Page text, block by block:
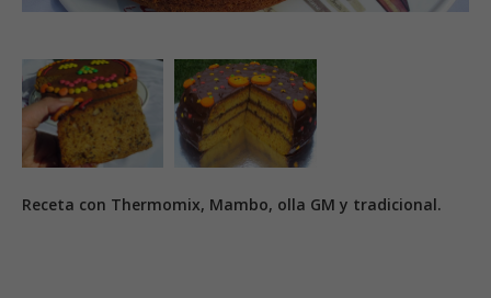
Receta con Thermomix, Mambo, olla GM y tradicional.